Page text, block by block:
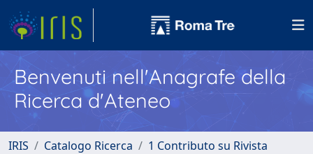
Benvenuti nell'Anagrafe della
Ricerca d'Ateneo
IRIS Catalogo Ricerca
1 Contributo su Rivista